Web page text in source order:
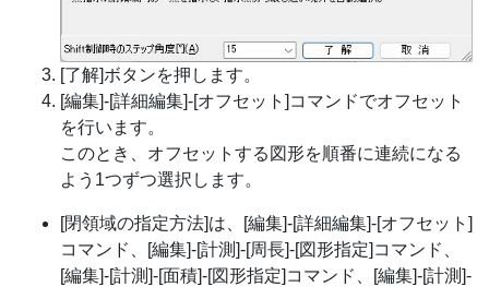
[了解]ボタンを押します。
[編集]-[詳細編集]-[オフセット]コマンドでオフセット
を行います。
このとき、オフセットする図形を順番に連続になる
よう1つずつ選択します。
[閉領域の指定方法]は、[編集]-[詳細編集]-[オフセット]
コマンド、[編集]-[計測]-[周長]-[図形指定]コマンド、
[編集]-[計測]-[面積]-[図形指定]コマンド、[編集]-[計測]-